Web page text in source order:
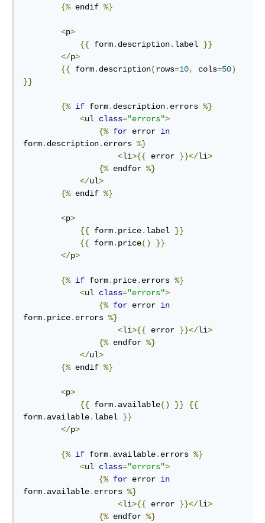
{% endif %}
<p>
{{ form. description. label }}
</p>
{{ form. description(rows=10, cols=50)
}}
{% if form. description. errors %}
<ul class="errors">
{% for error in
form. description. errors %}
<li>{{ error }}</li>
{% endfor %}
</ul>
{% endif %}
<p>
{{ form. price. label }}
{{ form. price()
}}
</p>
{% if form. price. errors %}
<ul class="errors">
{% for error in
form. price. errors %}
<li>{{ error }}</li>
{% endfor %}
</ul>
{% endif %}
<p>
{{ form. available() }}
{{
form. available. label }}
</p>
{% if form. available. errors %}
<ul class="errors">
{% for error in
form. available. errors %}
<li>{{ error }}</li>
{% endfor %}